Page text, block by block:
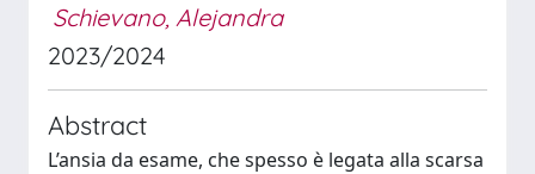
Schievano, Alejandra
2023/2024
Abstract
L’ansia da esame, che spesso è legata alla scarsa